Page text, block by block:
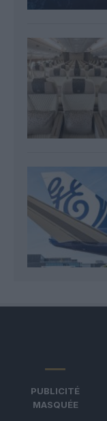
PUBLICITÉ
MASQUÉE